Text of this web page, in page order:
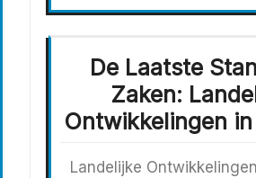
De Laatste
Zaken:
Ontwikkelingen
Landelijke